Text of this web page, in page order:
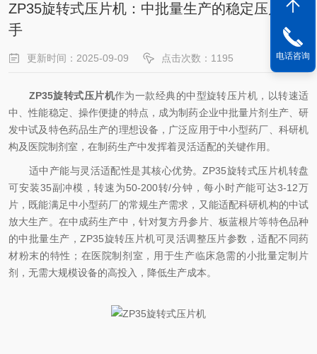
ZP35旋转式压片机：中批量生产的稳定压片能
手
更新时间：2025-09-09 点击次数：1195
ZP35旋转式压片机作为一款经典的中型旋转压片机，以转速适
中、性能稳定、操作便捷的特点，成为制药企业中批量片剂生产、研
发中试及特色药品生产的理想设备，广泛应用于中小型药厂、科研机
构及医院制剂室，在制药生产中发挥着灵活适配的关键作用。​
适中产能与灵活适配性是其核心优势。ZP35旋转式压片机转盘
可安装35副冲模，转速为50-200转/分钟，每小时产能可达3-12万
片，既能满足中小型药厂的常规生产需求，又能适配科研机构的中试
放大生产。在中成药生产中，针对复方丹参片、板蓝根片等特色品种
的中批量生产，ZP35旋转压片机可灵活调整压片参数，适配不同药
材粉末的特性；在医院制剂室，用于生产临床急需的小批量定制片
剂，无需大规模设备的高投入，降低生产成本。​
电话咨询